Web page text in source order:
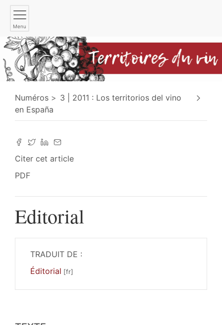
Menu
Numéros
3 | 2011 : Los territorios del vino
en España
Citer cet article
PDF
Editorial
TRADUIT DE :
Éditorial